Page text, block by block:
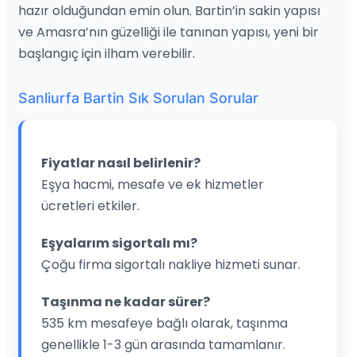
hazır olduğundan emin olun. Bartin’in sakin yapısı
ve Amasra’nın güzelliği ile tanınan yapısı, yeni bir
başlangıç için ilham verebilir.
Sanliurfa Bartin Sık Sorulan Sorular
Fiyatlar nasıl belirlenir?
Eşya hacmi, mesafe ve ek hizmetler
ücretleri etkiler.
Eşyalarım sigortalı mı?
Çoğu firma sigortalı nakliye hizmeti sunar.
Taşınma ne kadar sürer?
535 km mesafeye bağlı olarak, taşınma
genellikle 1-3 gün arasında tamamlanır.